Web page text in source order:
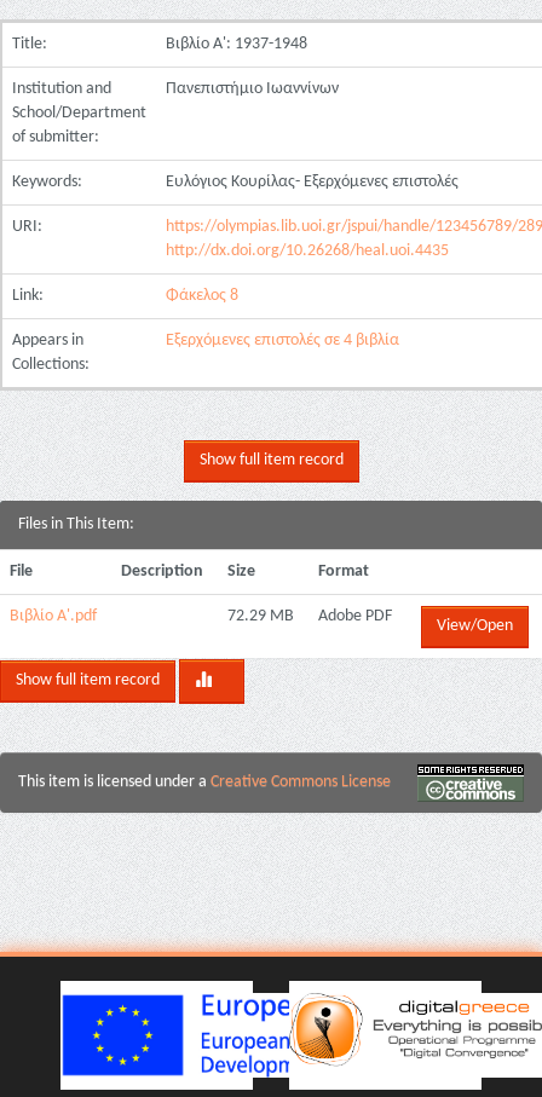
Title: Βιβλίο Α': 1937-1948
Institution and
School/Department
of submitter:
Πανεπιστήμιο Ιωαννίνων
Keywords: Ευλόγιος Κουρίλας- Εξερχόμενες επιστολές
URI:
https://olympias.lib.uoi.gr/jspui/handle/123456789/
http://dx.doi.org/10.26268/heal.uoi.4435
Link: Φάκελος 8
Appears in
Collections:
Εξερχόμενες επιστολές σε 4 βιβλία
Show full item record
Files in This Item:
File Description Size Format
Βιβλίο Α'.pdf 72.29 MB Adobe PDF
View/Open
Show full item record
This item is licensed under a Creative Commons License